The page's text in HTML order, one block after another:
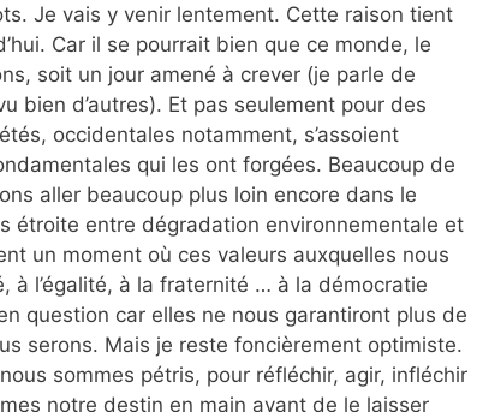
Je vais y venir lentement. Cette raison tient
Car il se pourrait bien que ce monde, le
soit un jour amené à crever (je parle de
bien d’autres). Et pas seulement pour des
occidentales notamment, s’assoient
qui les ont forgées. Beaucoup de
aller beaucoup plus loin encore dans le
étroite entre dégradation environnementale et
un moment où ces valeurs auxquelles nous
à l’égalité, à la fraternité … à la démocratie
question car elles ne nous garantiront plus de
serons. Mais je reste foncièrement optimiste.
sommes pétris, pour réfléchir, agir, infléchir
notre destin en main avant de le laisser